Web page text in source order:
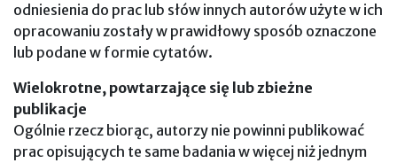
odniesienia do prac lub słów innych autorów użyte w ich
opracowaniu zostały w prawidłowy sposób oznaczone
lub podane w formie cytatów.
Wielokrotne, powtarzające się lub zbieżne
publikacje
Ogólnie rzecz biorąc, autorzy nie powinni publikować
prac opisujących te same badania w więcej niż jednym